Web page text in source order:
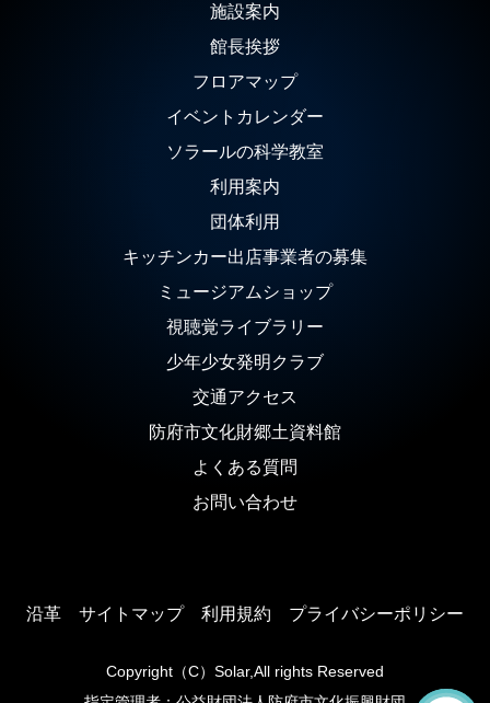
施設案内
館長挨拶
フロアマップ
イベントカレンダー
ソラールの科学教室
利用案内
団体利用
キッチンカー出店事業者の募集
ミュージアムショップ
視聴覚ライブラリー
少年少女発明クラブ
交通アクセス
防府市文化財郷土資料館
よくある質問
お問い合わせ
沿革 サイトマップ 利用規約 プライバシーポリシー
Copyright（C）Solar,All rights Reserved